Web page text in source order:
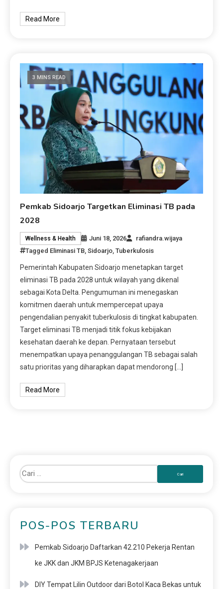
Read More
3 MINS READ
Pemkab Sidoarjo Targetkan Eliminasi TB pada
2028
Wellness & Health Juni 18, 2026
rafiandra.wijaya
Tagged Eliminasi TB,Sidoarjo,Tuberkulosis
Pemerintah Kabupaten Sidoarjo menetapkan target
eliminasi TB pada 2028 untuk wilayah yang dikenal
sebagai Kota Delta. Pengumuman ini menegaskan
komitmen daerah untuk mempercepat upaya
pengendalian penyakit tuberkulosis di tingkat kabupaten.
Target eliminasi TB menjadi titik fokus kebijakan
kesehatan daerah ke depan. Pernyataan tersebut
menempatkan upaya penanggulangan TB sebagai salah
satu prioritas yang diharapkan dapat mendorong […]
Read More
POS-POS TERBARU
Pemkab Sidoarjo Daftarkan 42.210 Pekerja Rentan
ke JKK dan JKM BPJS Ketenagakerjaan
DIY Tempat Lilin Outdoor dari Botol Kaca Bekas untuk